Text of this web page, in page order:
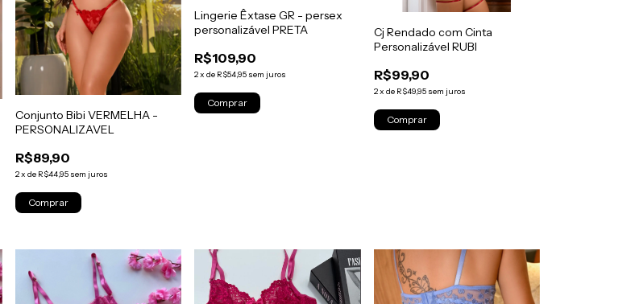
Conjunto Bibi VERMELHA -
PERSONALIZAVEL
R$89,90
2x de R$44,95 sem juros
Comprar
Lingerie Êxtase GR - persex
personalizável PRETA
R$109,90
2xde R$54,95 sem juros
Comprar
Cj Rendado com Cinta
Personalizável RUBI
R$99,90
2x de R$49,95 sem juros
Comprar